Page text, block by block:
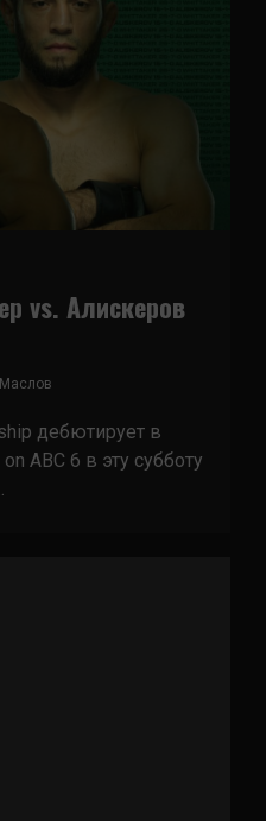
vs. Алискеров
дебютирует в
ABC 6 в эту субботу